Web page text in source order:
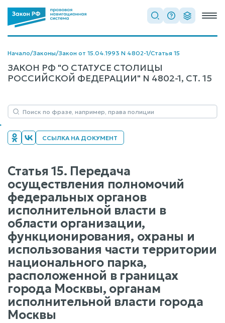
Начало/Законы/Закон от 15.04.1993 N 4802-1/Статья 15
ЗАКОН РФ "О СТАТУСЕ СТОЛИЦЫ
РОССИЙСКОЙ ФЕДЕРАЦИИ" N 4802-1, СТ. 15
ССЫЛКА НА ДОКУМЕНТ
Статья 15. Передача
осуществления полномочий
федеральных органов
исполнительной власти в
области организации,
функционирования, охраны и
использования части территории
национального парка,
расположенной в границах
города Москвы, органам
исполнительной власти города
Москвы